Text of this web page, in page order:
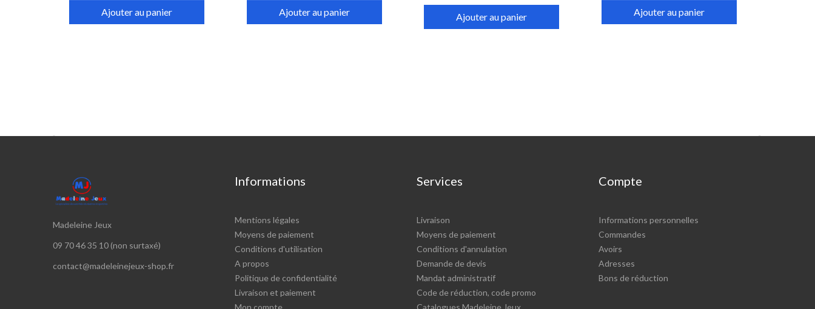
Ajouter au panier Ajouter au panier Ajouter au panier Ajouter au panier
 
Madeleine Jeux
09 70 46 35 10 (non surtaxé)
contact@madeleinejeux-shop.fr
Informations
Mentions légales
Moyens de paiement
Conditions d'utilisation
A propos
Politique de confidentialité
Livraison et paiement
Mon compte
Services
Livraison
Moyens de paiement
Conditions d'annulation
Demande de devis
Mandat administratif
Code de réduction, code promo
Catalogues Madeleine Jeux
Compte
Informations personnelles
Commandes
Avoirs
Adresses
Bons de réduction